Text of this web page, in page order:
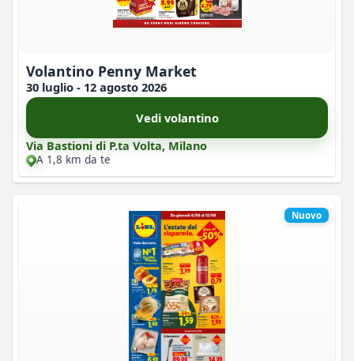
Volantino Penny Market
30 luglio - 12 agosto 2026
Vedi volantino
Via Bastioni di P.ta Volta, Milano
A 1,8 km da te
Nuovo